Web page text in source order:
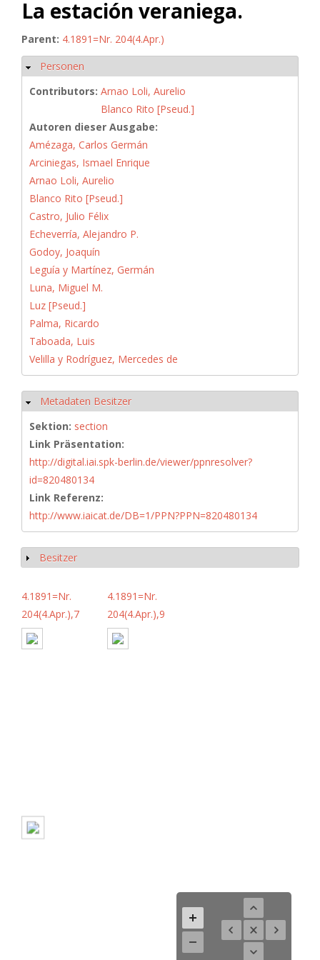
La estación veraniega.
Parent: 4.1891=Nr. 204(4.Apr.)
Hide
Personen
Contributors: Arnao Loli, Aurelio
Blanco Rito [Pseud.]
Autoren dieser Ausgabe:
Amézaga, Carlos Germán
Arciniegas, Ismael Enrique
Arnao Loli, Aurelio
Blanco Rito [Pseud.]
Castro, Julio Félix
Echeverría, Alejandro P.
Godoy, Joaquín
Leguía y Martínez, Germán
Luna, Miguel M.
Luz [Pseud.]
Palma, Ricardo
Taboada, Luis
Velilla y Rodríguez, Mercedes de
Hide
Metadaten Besitzer
Sektion: section
Link Präsentation:
http://digital.iai.spk-berlin.de/viewer/ppnresolver?
id=820480134
Link Referenz:
http://www.iaicat.de/DB=1/PPN?PPN=820480134
Show
Besitzer
4.1891=Nr.
204(4.Apr.),7
4.1891=Nr.
204(4.Apr.),9